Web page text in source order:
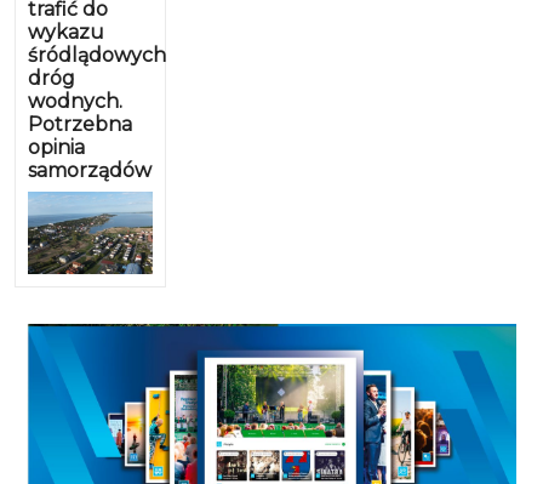
trafić do
wykazu
śródlądowych
dróg
wodnych.
Potrzebna
opinia
samorządów